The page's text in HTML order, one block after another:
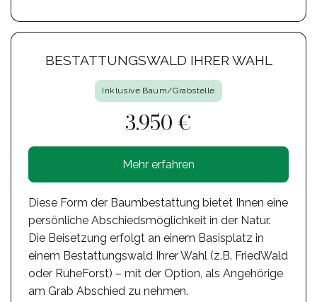
BESTATTUNGSWALD IHRER WAHL
Inklusive Baum/Grabstelle
3.950 €
Mehr erfahren
Diese Form der Baumbestattung bietet Ihnen eine
persönliche Abschiedsmöglichkeit in der Natur.
Die Beisetzung erfolgt an einem Basisplatz in
einem Bestattungswald Ihrer Wahl (z.B. FriedWald
oder RuheForst) – mit der Option, als Angehörige
am Grab Abschied zu nehmen.